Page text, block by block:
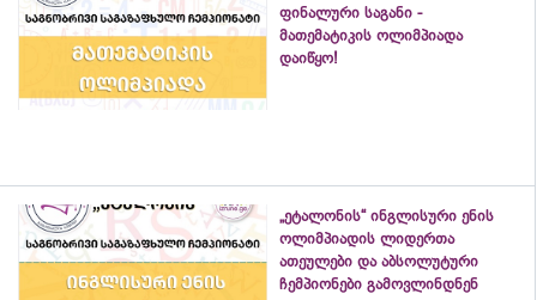
ფინალური საგანი -
მათემატიკის ოლიმპიადა
დაიწყო!
„ეტალონის“ ინგლისური ენის
ოლიმპიადის ლიდერთა
ათეულები და აბსოლუტური
ჩემპიონები გამოვლინდნენ